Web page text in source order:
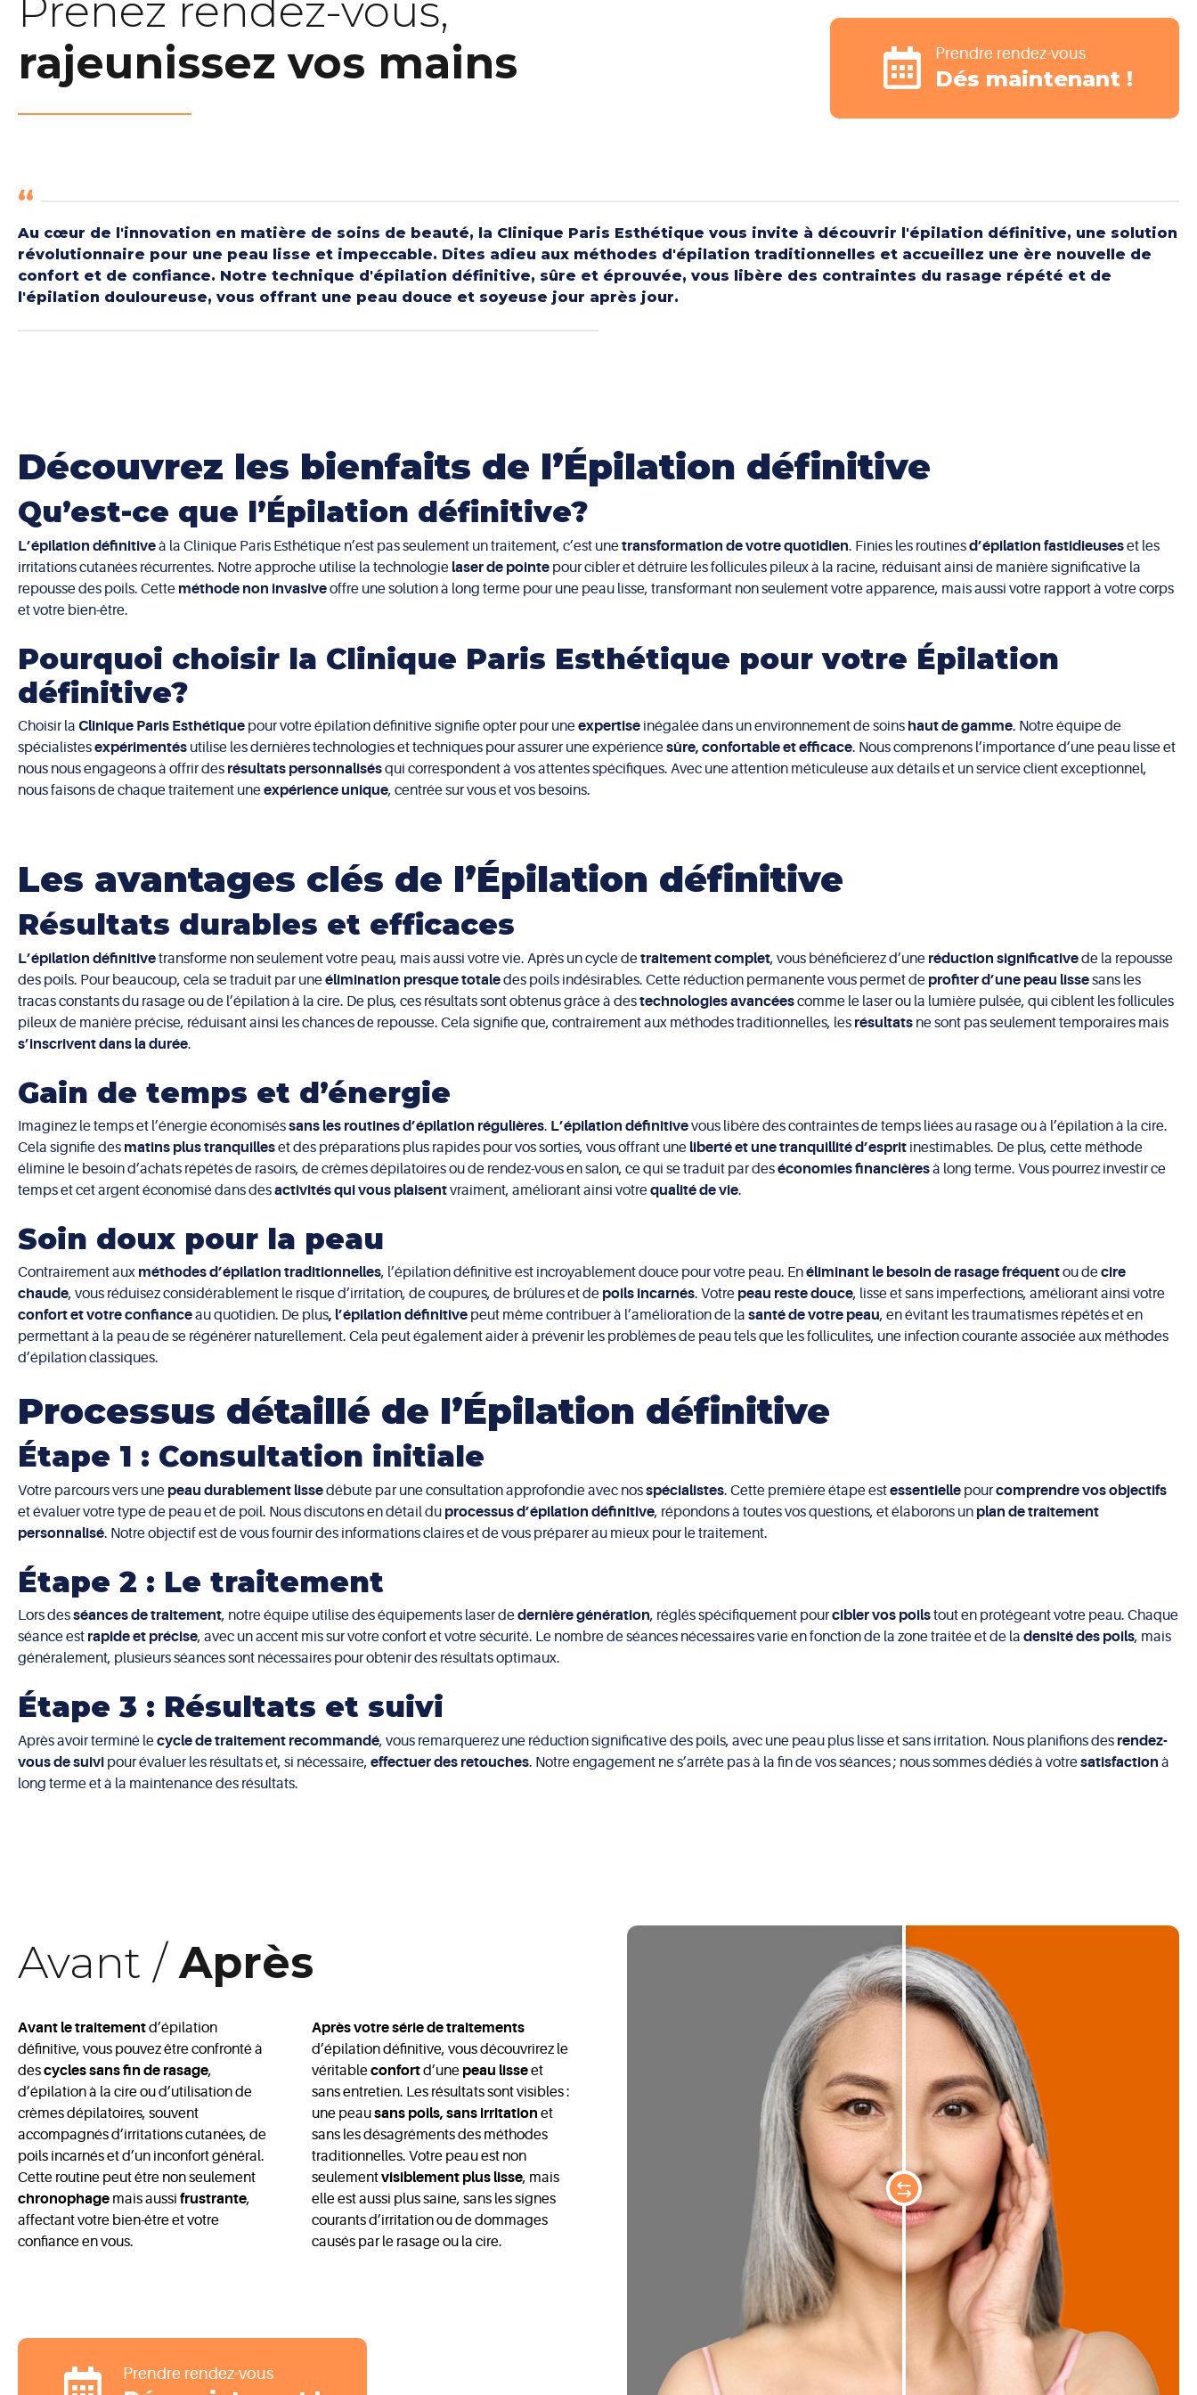
Prenez rendez-vous,
rajeunissez vos mains
Prendre rendez-vous
Dés maintenant !
Au cœur de l'innovation en matière de soins de beauté, la Clinique Paris Esthétique vous invite à découvrir l'épilation définitive, une solution
révolutionnaire pour une peau lisse et impeccable. Dites adieu aux méthodes d'épilation traditionnelles et accueillez une ère nouvelle de
confort et de confiance. Notre technique d'épilation définitive, sûre et éprouvée, vous libère des contraintes du rasage répété et de
l'épilation douloureuse, vous offrant une peau douce et soyeuse jour après jour.
Découvrez les bienfaits de l’Épilation définitive
Qu’est-ce que l’Épilation définitive?
L’épilation définitiveà la Clinique Paris Esthétique n’est pas seulement un traitement, c’est unetransformation de votre quotidien. Finies les routinesd’épilation fastidieuseset les
irritations cutanées récurrentes. Notre approche utilise la technologie laser de pointe pour cibler et détruire les follicules pileux à la racine, réduisant ainsi de manière significative la
repousse des poils. Cette méthode non invasiveoffre une solution à long terme pour une peau lisse, transformant non seulement votre apparence, mais aussi votre rapport à votre corps
et votre bien-être.
Pourquoi choisir la Clinique Paris Esthétique pour votre Épilation
définitive?
Choisir la Clinique Paris Esthétique pour votre épilation définitive signifie opter pour uneexpertise inégalée dans un environnement de soins haut de gamme. Notre équipe de
spécialistesexpérimentés utilise les dernières technologies et techniques pour assurer une expériencesûre, confortable et efficace. Nous comprenons l’importance d’une peau lisse et
nous nous engageons à offrir des résultats personnalisésqui correspondent à vos attentes spécifiques. Avec une attention méticuleuse aux détails et un service client exceptionnel,
nous faisons de chaque traitement uneexpérience unique, centrée sur vous et vos besoins.
Les avantages clés de l’Épilation définitive
Résultats durables et efficaces
L’épilation définitivetransforme non seulement votre peau, mais aussi votre vie. Après un cycle detraitement complet, vous bénéficierez d’une réduction significativede la repousse
des poils. Pour beaucoup, cela se traduit par uneélimination presque totaledes poils indésirables. Cette réduction permanente vous permet de profiter d’une peau lissesans les
tracas constants du rasage ou de l’épilation à la cire. De plus, ces résultats sont obtenus grâce à destechnologies avancéescomme le laser ou la lumière pulsée, qui ciblent les follicules
pileux de manière précise, réduisant ainsi les chances de repousse. Cela signifie que, contrairement aux méthodes traditionnelles, les résultats ne sont pas seulement temporaires mais
s’inscrivent dans la durée.
Gain de temps et d’énergie
Imaginez le temps et l’énergie économiséssans les routines d’épilation régulières. L’épilation définitivevous libère des contraintes de temps liées au rasage ou à l’épilation à la cire.
Cela signifie des matins plus tranquilleset des préparations plus rapides pour vos sorties, vous offrant une liberté et une tranquillité d’esprit inestimables. De plus, cette méthode
élimine le besoin d’achats répétés de rasoirs, de crèmes dépilatoires ou de rendez-vous en salon, ce qui se traduit par deséconomies financièresà long terme. Vous pourrez investir ce
temps et cet argent économisé dans desactivités qui vous plaisentvraiment, améliorant ainsi votrequalité de vie.
Soin doux pour la peau
Contrairement aux méthodes d’épilation traditionnelles, l’épilation définitive est incroyablement douce pour votre peau. Enéliminant le besoin de rasage fréquentou decire
chaude, vous réduisez considérablement le risque d’irritation, de coupures, de brûlures et de poils incarnés. Votre peau reste douce, lisse et sans imperfections, améliorant ainsi votre
confort et votre confianceau quotidien. De plus, l’épilation définitive peut même contribuer à l’amélioration de la santé de votre peau, en évitant les traumatismes répétés et en
permettant à la peau de se régénérer naturellement. Cela peut également aider à prévenir les problèmes de peau tels que les folliculites, une infection courante associée aux méthodes
d’épilation classiques.
Processus détaillé de l’Épilation définitive
Étape 1 : Consultation initiale
Votre parcours vers une peau durablement lissedébute par une consultation approfondie avec nosspécialistes. Cette première étape estessentielle pourcomprendre vos objectifs
et évaluer votre type de peau et de poil. Nous discutons en détail du processus d’épilation définitive, répondons à toutes vos questions, et élaborons un plan de traitement
personnalisé. Notre objectif est de vous fournir des informations claires et de vous préparer au mieux pour le traitement.
Étape 2 : Le traitement
Lors desséances de traitement, notre équipe utilise des équipements laser dedernière génération, réglés spécifiquement pourcibler vos poilstout en protégeant votre peau. Chaque
séance est rapide et précise, avec un accent mis sur votre confort et votre sécurité. Le nombre de séances nécessaires varie en fonction de la zone traitée et de la densité des poils, mais
généralement, plusieurs séances sont nécessaires pour obtenir des résultats optimaux.
Étape 3 : Résultats et suivi
Après avoir terminé lecycle de traitement recommandé, vous remarquerez une réduction significative des poils, avec une peau plus lisse et sans irritation. Nous planifions des rendez-
vous de suivi pour évaluer les résultats et, si nécessaire, effectuer des retouches. Notre engagement ne s’arrête pas à la fin de vos séances ; nous sommes dédiés à votresatisfaction à
long terme et à la maintenance des résultats.
Avant / Après
Avant le traitementd’épilation
définitive, vous pouvez être confronté à
descycles sans fin de rasage,
d’épilation à la cire ou d’utilisation de
crèmes dépilatoires, souvent
accompagnés d’irritations cutanées, de
poils incarnés et d’un inconfort général.
Cette routine peut être non seulement
chronophage mais aussi frustrante,
affectant votre bien-être et votre
confiance en vous.
Après votre série de traitements
d’épilation définitive, vous découvrirez le
véritableconfortd’une peau lisseet
sans entretien. Les résultats sont visibles :
une peausans poils, sans irritation et
sans les désagréments des méthodes
traditionnelles. Votre peau est non
seulementvisiblement plus lisse, mais
elle est aussi plus saine, sans les signes
courants d’irritation ou de dommages
causés par le rasage ou la cire.
Prendre rendez-vous